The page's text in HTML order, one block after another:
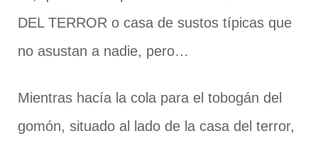
DEL TERROR o casa de sustos típicas que
no asustan a nadie, pero…
Mientras hacía la cola para el tobogán del
gomón, situado al lado de la casa del terror,